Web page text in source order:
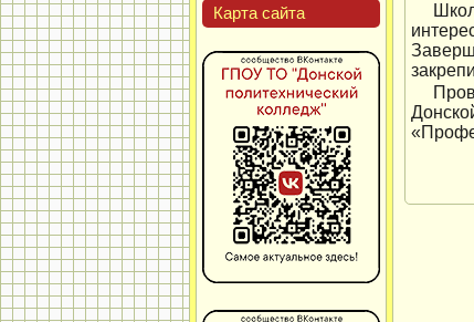
Кар­та сай­та